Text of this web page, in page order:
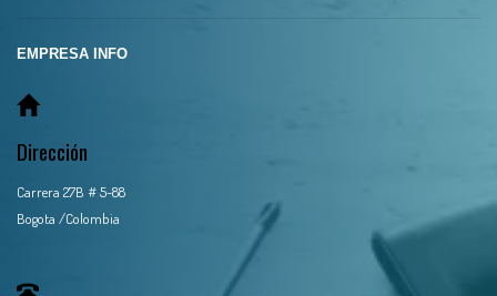
EMPRESA INFO
Dirección
Carrera 27B # 5-88
Bogota /Colombia